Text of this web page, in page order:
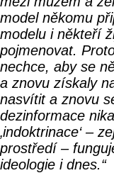
model někomu
modelu i někteří
pojmenovat.
nechce, aby se
a znovu získaly
nasvítit a znovu
dezinformace
‚indoktrinace‘ –
prostředí –
ideologie i dnes.“